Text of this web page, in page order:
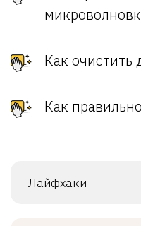
Как очистить
Как
Лайфхаки